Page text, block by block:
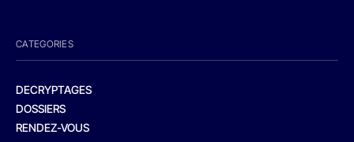
CATEGORIES
DECRYPTAGES
DOSSIERS
RENDEZ-VOUS